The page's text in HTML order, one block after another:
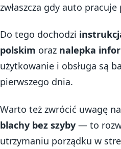
zwłaszcza gdy auto
Do tego dochodzi
polskim oraz nalepka
użytkowanie i obsługa są
pierwszego dnia.
Warto też zwrócić uwagę na
blachy bez szyby — to
utrzymaniu porządku w